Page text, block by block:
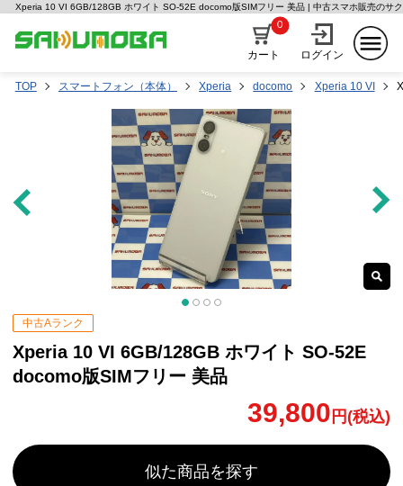
Xperia 10 VI 6GB/128GB ホワイト SO-52E docomo版SIMフリー 美品 | 中古スマホ販売のサ
カート
0
ログイン
TOP スマートフォン（本体） Xperia docomo Xperia 10 VI
中古Aランク
Xperia 10 VI 6GB/128GB ホワイト SO-52E
docomo版SIMフリー 美品
39,800 円(税込)
似た商品を探す